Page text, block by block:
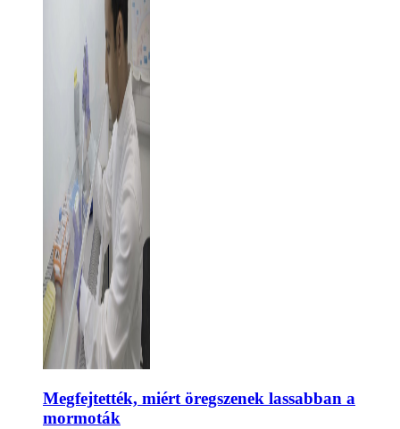
Megfejtették, miért öregszenek lassabban a
mormoták